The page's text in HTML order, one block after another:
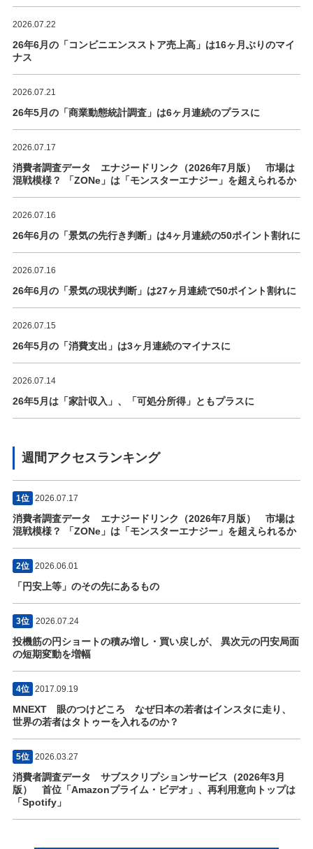
2026.07.22
26年6月の「コンビニエンスストア売上高」は16ヶ月ぶりのマイ
ナス
2026.07.21
26年5月の「商業動態統計調査」は6ヶ月連続のプラスに
2026.07.17
消費者調査データ エナジードリンク（2026年7月版） 市場は
混戦模様？ 「ZONe」は「モンスターエナジー」を超えられるか
2026.07.16
26年6月の「景気の先行き判断」は4ヶ月連続の50ポイント割れに
2026.07.16
26年6月の「景気の現状判断」は27ヶ月連続で50ポイント割れに
2026.07.15
26年5月の「消費支出」は3ヶ月連続のマイナスに
2026.07.14
26年5月は「家計収入」、「可処分所得」ともプラスに
週間アクセスランキング
1位 2026.07.17
消費者調査データ エナジードリンク（2026年7月版） 市場は
混戦模様？ 「ZONe」は「モンスターエナジー」を超えられるか
2位 2026.06.01
「円安上等」のその先にあるもの
3位 2026.07.24
投機筋の円ショートの積み増し・買い戻しが、 異次元の円安局面
の短期変動を増幅
4位 2017.09.19
MNEXT 眼のつけどころ なぜ日本の若者はインスタに走り、
世界の若者はタトゥーを入れるのか？
5位 2026.03.27
消費者調査データ サブスクリプションサービス（2026年3月
版） 首位「Amazonプライム・ビデオ」、再利用意向トップは
「Spotify」